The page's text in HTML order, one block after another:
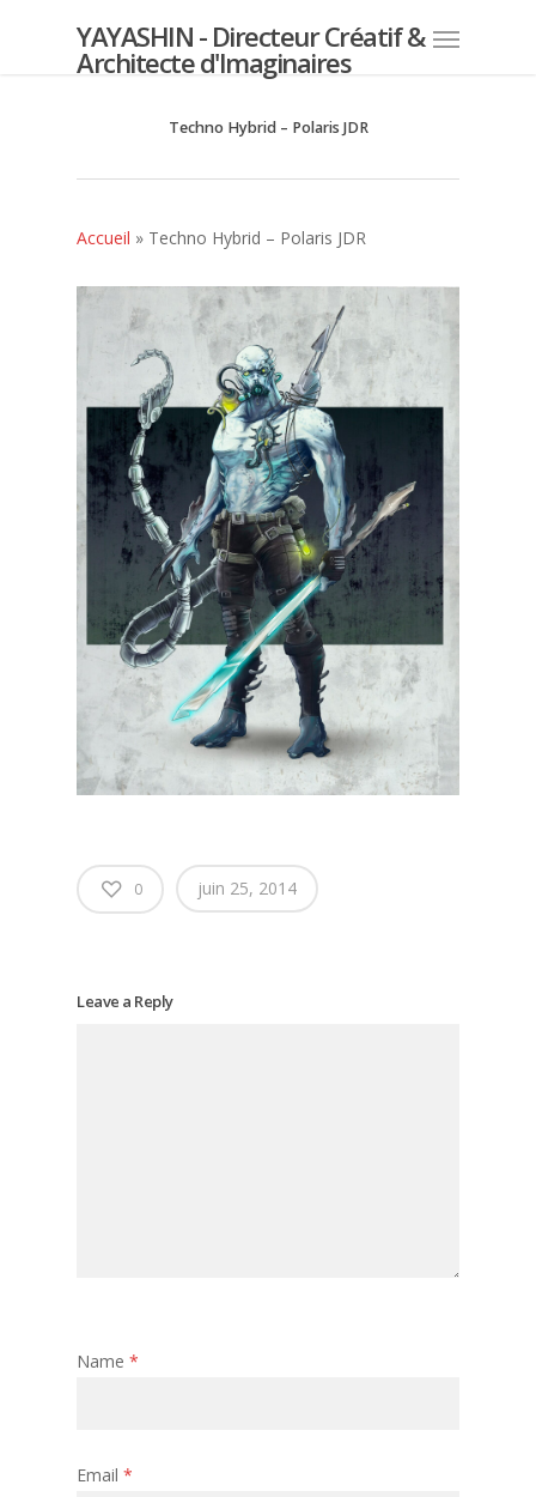
YAYASHIN - Directeur Créatif &
Architecte d'Imaginaires
Techno Hybrid – Polaris JDR
Accueil » Techno Hybrid – Polaris JDR
0 juin 25, 2014
Leave a Reply
Name *
Email *